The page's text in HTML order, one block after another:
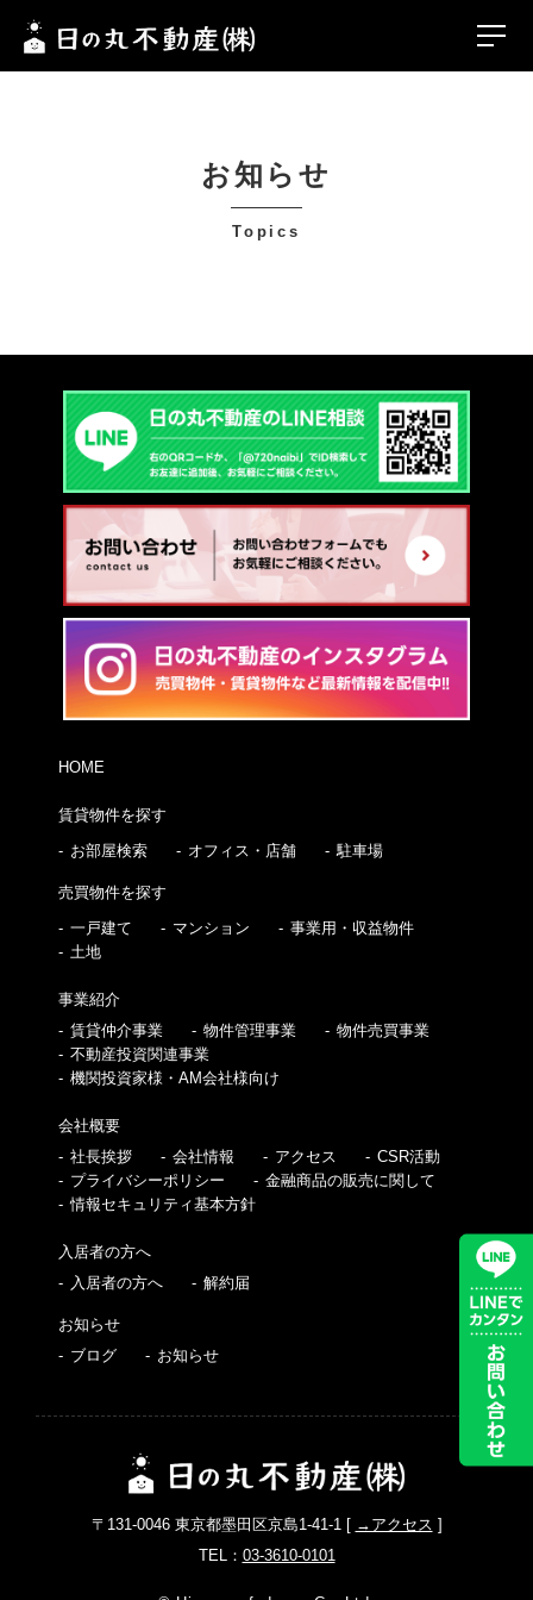
HOME
賃貸物件を探す
お部屋検索
オフィス・店舗 駐車場
売買物件を探す
一戸建て
マンション
事業用・収益物件
土地
事業紹介
賃貸仲介事業
物件管理事業
物件売買事業
不動産投資関連事業
機関投資家様・AM会社様向け
会社概要
社長挨拶
会社情報 アクセス
CSR活動
プライバシーポリシー
金融商品の販売に関して
情報セキュリティ基本方針
入居者の方へ
入居者の方へ
解約届
お知らせ
ブログ
お知らせ
〒131-0046 東京都墨田区京島1-41-1 [ →アクセス ]
TEL： 03-3610-0101